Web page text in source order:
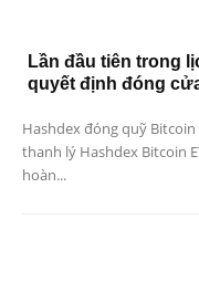
Lần đầu tiên trong
quyết định đóng
Hashdex đóng quỹ Bitcoin
thanh lý Hashdex Bitcoin
hoàn...